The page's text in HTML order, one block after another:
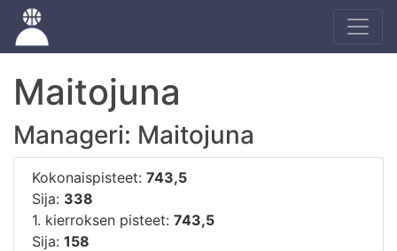
Maitojuna
Manageri: Maitojuna
Kokonaispisteet: 743,5
Sija: 338
1. kierroksen pisteet: 743,5
Sija: 158